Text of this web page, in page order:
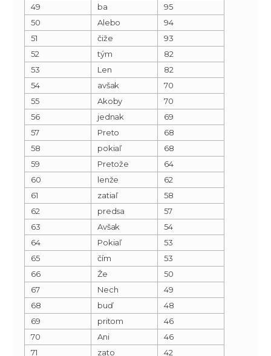
49
ba
95
50
Alebo
94
51
čiže
93
52
tým
82
53
Len
82
54
avšak
70
55
Akoby
70
56
jednak
69
57
Preto
68
58
pokiaľ
68
59
Pretože
64
60
lenže
62
61
zatiaľ
58
62
predsa
57
63
Avšak
54
64
Pokiaľ
53
65
čím
53
66
Že
50
67
Nech
49
68
buď
48
69
pritom
46
70
Ani
46
71
zato
42